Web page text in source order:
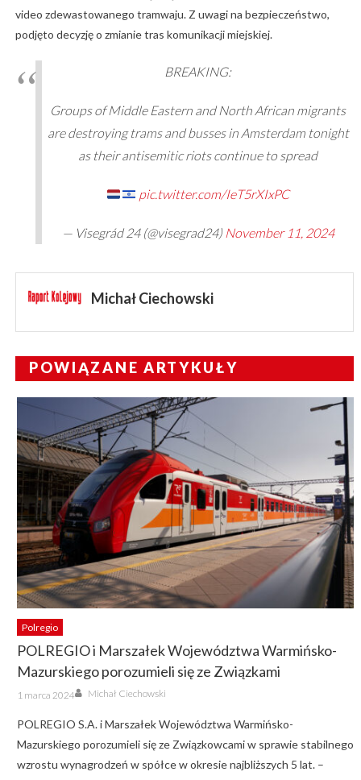
video zdewastowanego tramwaju. Z uwagi na bezpieczeństwo,
podjęto decyzję o zmianie tras komunikacji miejskiej.
BREAKING:
Groups of Middle Eastern and North African migrants
are destroying trams and busses in Amsterdam tonight
as their antisemitic riots continue to spread
pic.twitter.com/IeT5rXIxPC
— Visegrád 24 (@visegrad24) November 11, 2024
Michał Ciechowski
POWIĄZANE ARTYKUŁY
Polregio
POLREGIO i Marszałek Województwa Warmińsko-
Mazurskiego porozumieli się ze Związkami
Posted
on
1 marca 2024 Author
Michał Ciechowski
POLREGIO S.A. i Marszałek Województwa Warmińsko-
Mazurskiego porozumieli się ze Związkowcami w sprawie stabilnego
wzrostu wynagrodzeń w spółce w okresie najbliższych 5 lat. –